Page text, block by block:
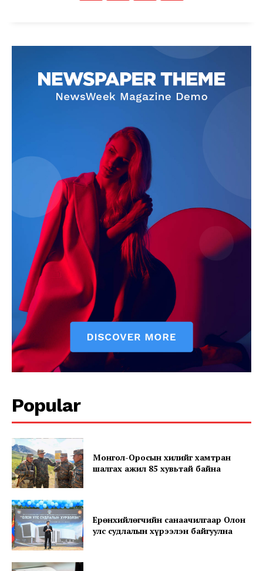
Magazine PRO
Popular
Монгол-Оросын хилийг хамтран
шалгах ажил 85 хувьтай байна
Ерөнхийлөгчийн санаачилгаар Олон
улс судлалын хүрээлэн байгуулна